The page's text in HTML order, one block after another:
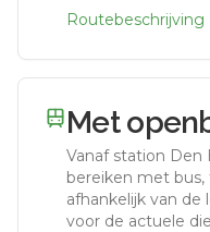
Routebeschrijving
Met
Vanaf station Den
bereiken met
afhankelijk van de
voor de actuele